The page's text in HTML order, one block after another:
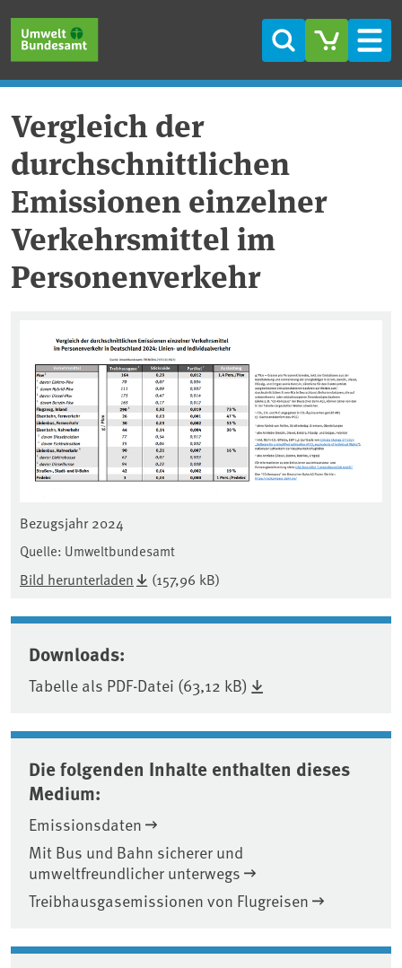
Suche
Vergleich der
durchschnittlichen
Emissionen einzelner
Verkehrsmittel im
Personenverkehr
Bezugsjahr 2024
Quelle: Umweltbundesamt
Bild herunterladen (157,96 kB)
Downloads:
Tabelle als PDF-Datei (63,12 kB)
Die folgenden Inhalte enthalten dieses
Medium:
Emissionsdaten
Mit Bus und Bahn sicherer und
umweltfreundlicher unterwegs
Treibhausgasemissionen von Flugreisen